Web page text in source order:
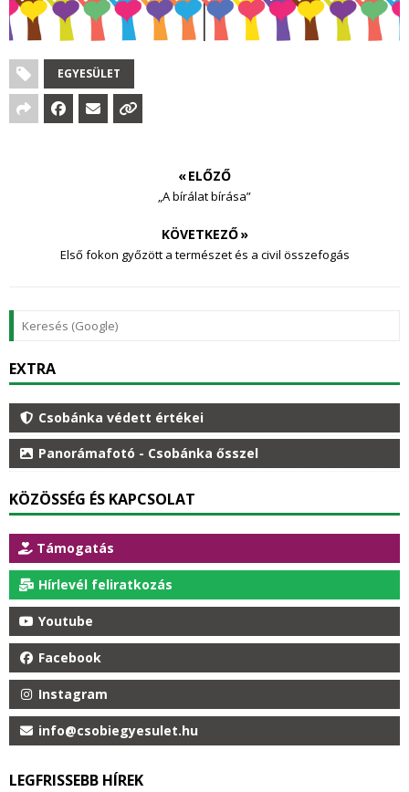
EGYESÜLET
« ELŐZŐ
„A bírálat bírása”
KÖVETKEZŐ »
Első fokon győzött a természet és a civil összefogás
EXTRA
Csobánka védett értékei
Panorámafotó - Csobánka ősszel
KÖZÖSSÉG ÉS KAPCSOLAT
Támogatás
Hírlevél feliratkozás
Youtube
Facebook
Instagram
info@csobiegyesulet.hu
LEGFRISSEBB HÍREK